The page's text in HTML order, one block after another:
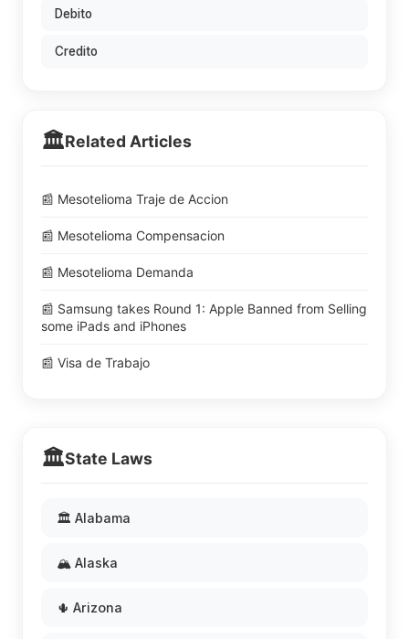
Debito
Credito
🏛️Related Articles
📰 Mesotelioma Traje de Accion
📰 Mesotelioma Compensacion
📰 Mesotelioma Demanda
📰 Samsung takes Round 1: Apple Banned from Selling
some iPads and iPhones
📰 Visa de Trabajo
🏛️State Laws
🏛️ Alabama
🏔️ Alaska
🌵 Arizona